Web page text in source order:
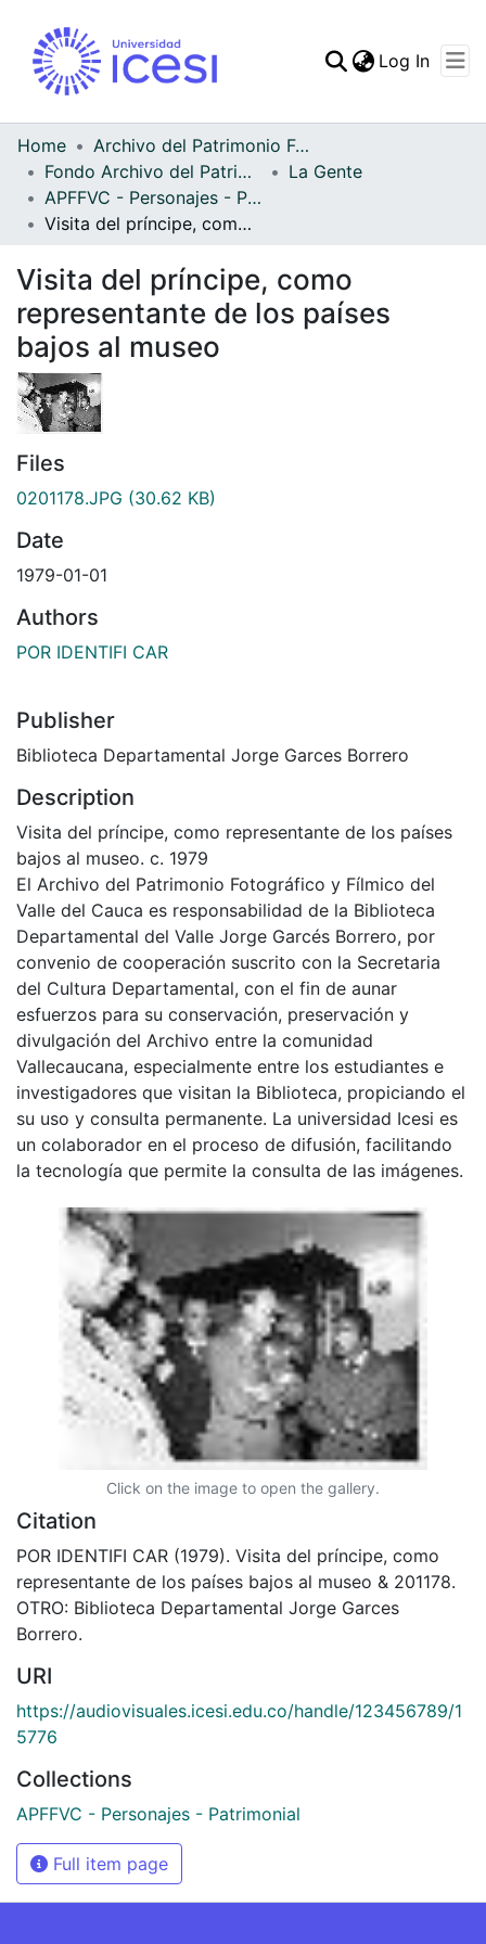
Statistics
Log In
Home
Archivo del Patrimonio Fotográfico y Fílmico del Valle del Cauca
Fondo Archivo del Patrimonio Fotográfico y Fílmico del Valle del Cauca
La Gente
APFFVC - Personajes - Patrimonial
Visita del príncipe, como representante de los países bajos al museo
Visita del príncipe, como
representante de los países
bajos al museo
Files
0201178.JPG (30.62 KB)
Date
1979-01-01
Authors
POR IDENTIFI CAR
Publisher
Biblioteca Departamental Jorge Garces Borrero
Description
Visita del príncipe, como representante de los países
bajos al museo. c. 1979
El Archivo del Patrimonio Fotográfico y Fílmico del
Valle del Cauca es responsabilidad de la Biblioteca
Departamental del Valle Jorge Garcés Borrero, por
convenio de cooperación suscrito con la Secretaria
del Cultura Departamental, con el fin de aunar
esfuerzos para su conservación, preservación y
divulgación del Archivo entre la comunidad
Vallecaucana, especialmente entre los estudiantes e
investigadores que visitan la Biblioteca, propiciando el
su uso y consulta permanente. La universidad Icesi es
un colaborador en el proceso de difusión, facilitando
la tecnología que permite la consulta de las imágenes.
Click on the image to open the gallery.
Citation
POR IDENTIFI CAR (1979). Visita del príncipe, como
representante de los países bajos al museo & 201178.
OTRO: Biblioteca Departamental Jorge Garces
Borrero.
URI
https://audiovisuales.icesi.edu.co/handle/123456789/1
5776
Collections
APFFVC - Personajes - Patrimonial
Full item page